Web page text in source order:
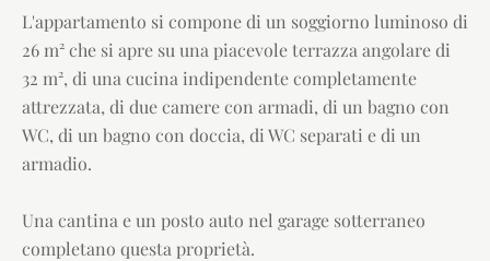
L'appartamento si compone di un soggiorno luminoso di
26 m² che si apre su una piacevole terrazza angolare di
32 m², di una cucina indipendente completamente
attrezzata, di due camere con armadi, di un bagno con
WC, di un bagno con doccia, di WC separati e di un
armadio.
Una cantina e un posto auto nel garage sotterraneo
completano questa proprietà.